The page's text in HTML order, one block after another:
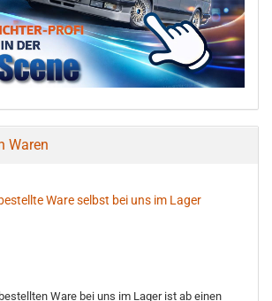
Waren
Ware selbst bei uns im Lager
Ware bei uns im Lager ist ab einen